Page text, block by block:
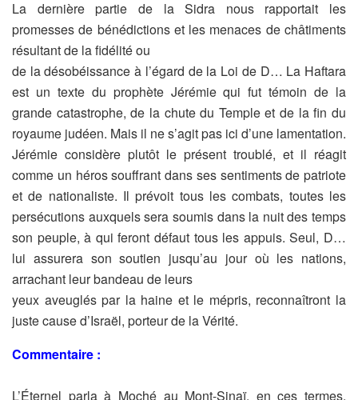
La dernière partie de la Sidra nous rapportait les
promesses de bénédictions et les menaces de châtiments
résultant de la fidélité ou
de la désobéissance à l’égard de la Loi de D… La Haftara
est un texte du prophète Jérémie qui fut témoin de la
grande catastrophe,de la chute du Temple et de la fin du
royaume judéen. Mais il nes’agit pas ici d’une lamentation.
Jérémie considère plutôt le présent troublé, et il réagit
comme un héros souffrant dans ses sentiments de patriote
et de nationaliste. Il prévoit tous les combats, toutes les
persécutions auxquels sera soumis dans la nuit des temps
son peuple, à qui feront défaut tous les appuis. Seul, D…
lui assurera sonsoutien jusqu’au jour où les nations,
arrachant leur bandeau de leurs
yeux aveuglés par la haine et le mépris, reconnaîtront la
juste caused’Israël, porteur de la Vérité.
Commentaire :
L’Éternel parla à Moché au Mont-Sinaï, en ces termes.